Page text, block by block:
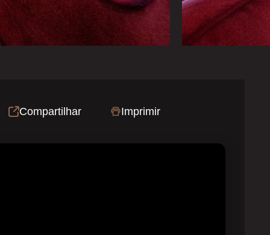
Compartilhar Imprimir